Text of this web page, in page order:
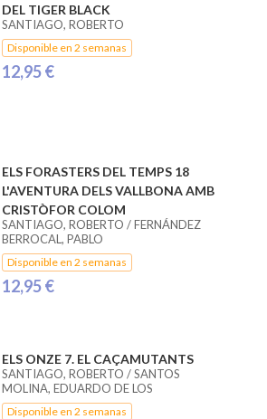
DEL TIGER BLACK
SANTIAGO, ROBERTO
Disponible en 2 semanas
12,95 €
ELS FORASTERS DEL TEMPS 18
L'AVENTURA DELS VALLBONA AMB
CRISTÒFOR COLOM
SANTIAGO, ROBERTO / FERNÁNDEZ
BERROCAL, PABLO
Disponible en 2 semanas
12,95 €
ELS ONZE 7. EL CAÇAMUTANTS
SANTIAGO, ROBERTO / SANTOS
MOLINA, EDUARDO DE LOS
Disponible en 2 semanas